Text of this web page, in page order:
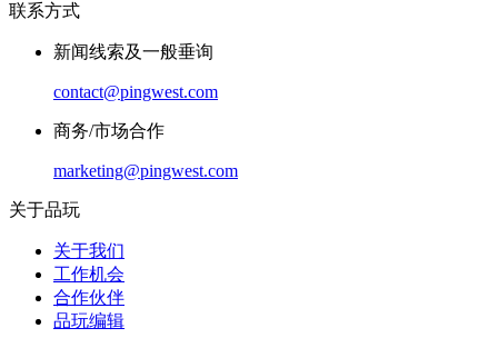
联系方式
新闻线索及一般垂询
contact@pingwest.com
商务/市场合作
marketing@pingwest.com
关于品玩
关于我们
工作机会
合作伙伴
品玩编辑